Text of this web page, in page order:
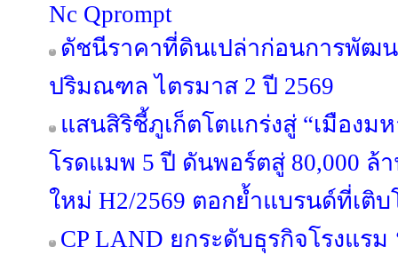
Nc Qprompt
ดัชนีราคาที่ดินเปล่าก่อนการพัฒน
ปริมณฑล ไตรมาส 2 ปี 2569
แสนสิริชี้ภูเก็ตโตแกร่งสู่ “เมืองม
โรดแมพ 5 ปี ดันพอร์ตสู่ 80,000 ล้
ใหม่ H2/2569 ตอกย้ำแบรนด์ที่เติ
CP LAND ยกระดับธุรกิจโรงแรม